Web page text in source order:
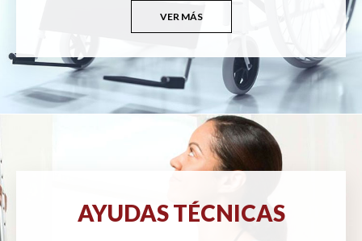
VER MÁS
AYUDAS TÉCNICAS